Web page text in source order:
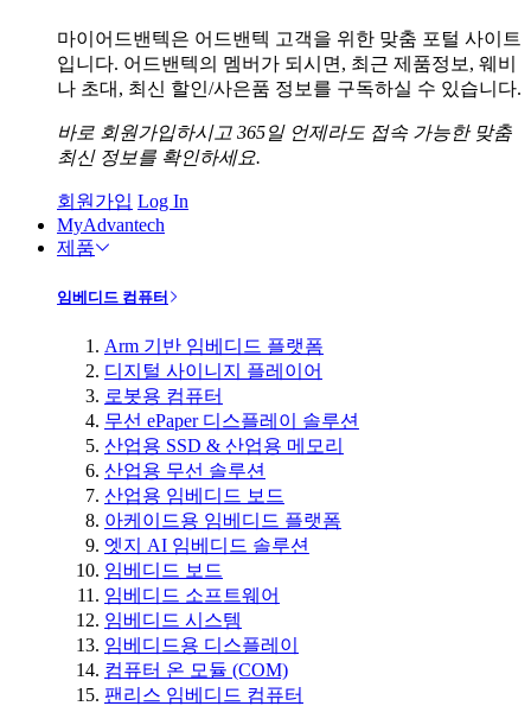
마이어드밴텍은 어드밴텍 고객을 위한 맞춤 포털 사이트
입니다. 어드밴텍의 멤버가 되시면, 최근 제품정보, 웨비
나 초대, 최신 할인/사은품 정보를 구독하실 수 있습니다.
바로 회원가입하시고 365일 언제라도 접속 가능한 맞춤
최신 정보를 확인하세요.
회원가입 Log In
MyAdvantech
제품
임베디드 컴퓨터
Arm 기반 임베디드 플랫폼
디지털 사이니지 플레이어
로봇용 컴퓨터
무선 ePaper 디스플레이 솔루션
산업용 SSD & 산업용 메모리
산업용 무선 솔루션
산업용 임베디드 보드
아케이드용 임베디드 플랫폼
엣지 AI 임베디드 솔루션
임베디드 보드
임베디드 소프트웨어
임베디드 시스템
임베디드용 디스플레이
컴퓨터 온 모듈 (COM)
팬리스 임베디드 컴퓨터